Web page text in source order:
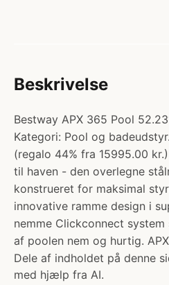
Beskrivelse
Bestway APX 365 Pool
Kategori: Pool og
(regalo 44% fra 15995.00
til haven - den overlegne
konstrueret for maksimal
innovative ramme design i
nemme Clickconnect
af poolen nem og hurtig.
Dele af indholdet på denne
med hjælp fra AI.